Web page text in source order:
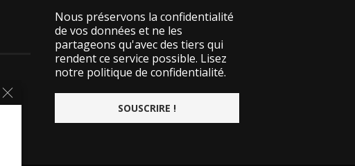
Nous préservons la confidentialité
de vos données et ne les
partageons qu'avec des tiers qui
rendent ce service possible. Lisez
notre politique de confidentialité.